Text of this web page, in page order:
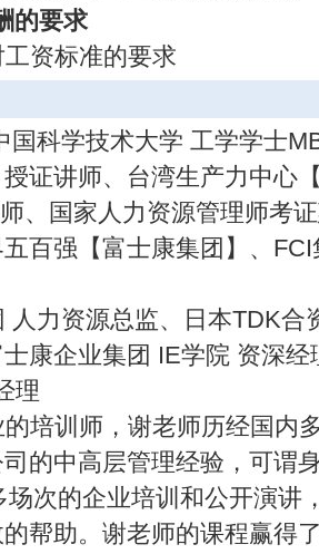
的要求
资标准的要求
国科学技术大学 工学学士
授证讲师、台湾生产力中心
师、国家人力资源管理师考
百强【富士康集团】、
人力资源总监、日本TDK合
康企业集团 IE学院 资深
理
培训师，谢老师历经国内
的中高层管理经验，可谓
场次的企业培训和公开演讲
帮助。谢老师的课程赢得